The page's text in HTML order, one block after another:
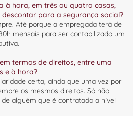
à hora, em três ou quatro casas,
para a segurança social?
Até porque a empregada terá de
mensais para ser contabilizado um
termos de direitos, entre uma
e à hora?
certa, ainda que uma vez por
os mesmos direitos. Só não
alguém que é contratado a nível